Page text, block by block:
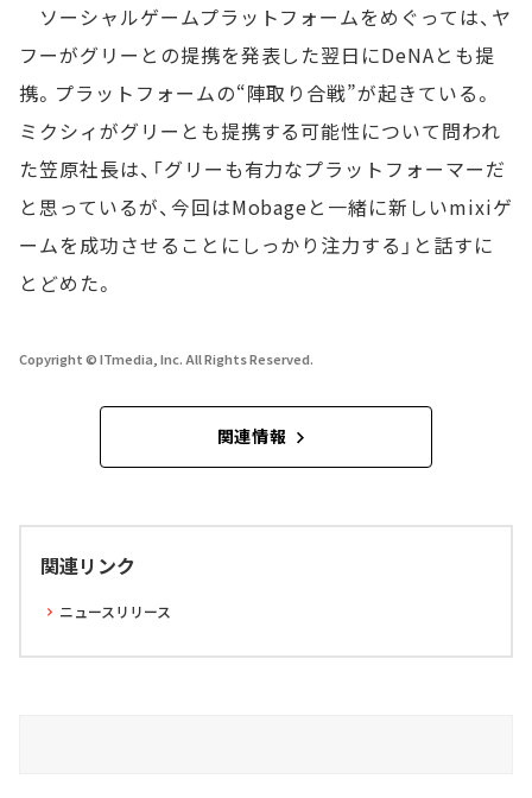
ソーシャルゲームプラットフォームをめぐっては、ヤ
フーがグリーとの提携を発表した翌日にDeNAとも提
携。プラットフォームの“陣取り合戦”が起きている。
ミクシィがグリーとも提携する可能性について問われ
た笠原社長は、「グリーも有力なプラットフォーマーだ
と思っているが、今回はMobageと一緒に新しいmixiゲ
ームを成功させることにしっかり注力する」と話すに
とどめた。
Copyright © ITmedia, Inc. All Rights Reserved.
関連情報
関連リンク
ニュースリリース